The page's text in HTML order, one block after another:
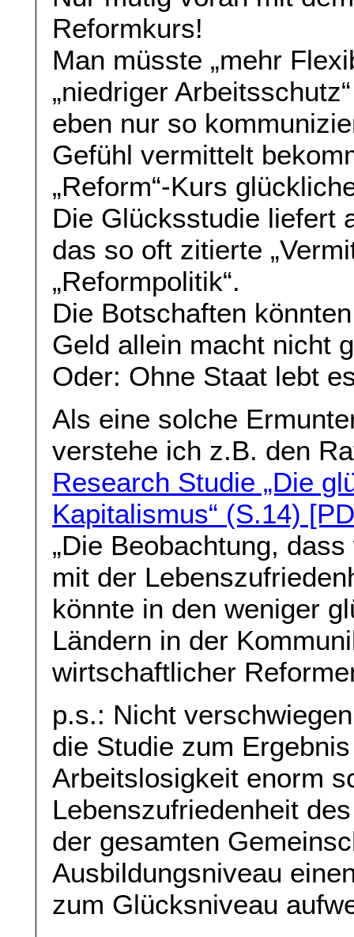
Reformkurs!
Man müsste „mehr
„niedriger
eben nur so
Gefühl vermittelt
„Reform“-Kurs
Die Glücksstudie liefert
das so oft zitierte
„Reformpolitik“.
Die Botschaften
Geld allein macht nicht
Oder: Ohne Staat lebt
Als eine solche
verstehe ich z.B. den
Research Studie „Die
Kapitalismus“ (S.14)
„Die Beobachtung,
mit der
könnte in den weniger
Ländern in der
wirtschaftlicher
p.s.: Nicht
die Studie zum
Arbeitslosigkeit enorm
Lebenszufriedenheit
der gesamten
Ausbildungsniveau
zum Glücksniveau